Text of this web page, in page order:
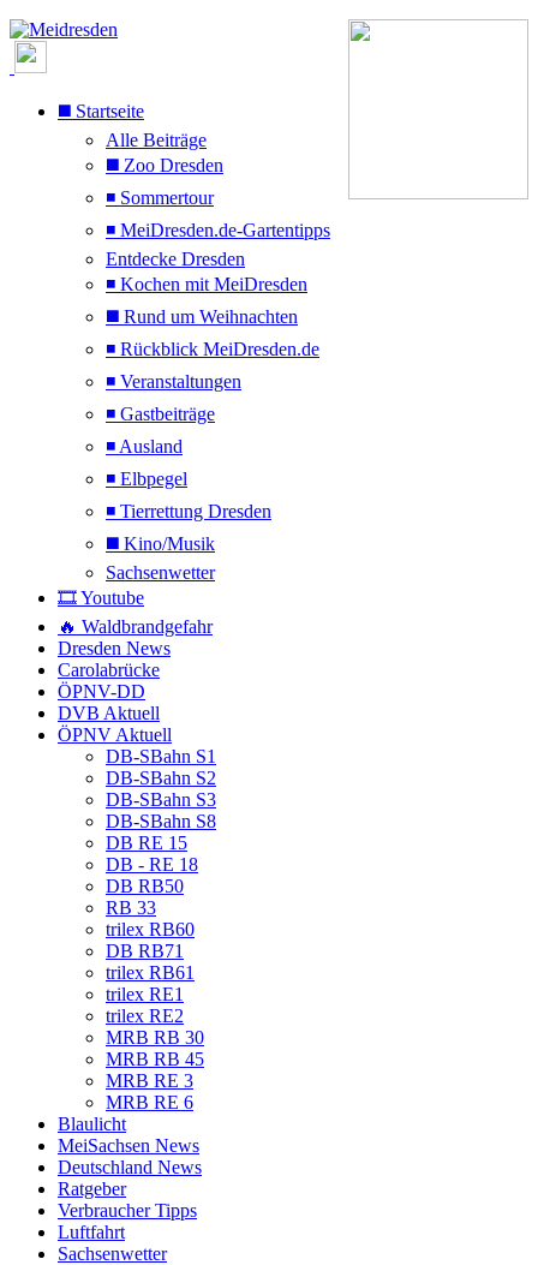
◼️ Startseite
Alle Beiträge
◼️ Zoo Dresden
◾ Sommertour
◾ MeiDresden.de-Gartentipps
Entdecke Dresden
◾ Kochen mit MeiDresden
◼️ Rund um Weihnachten
◾ Rückblick MeiDresden.de
◾ Veranstaltungen
◾ Gastbeiträge
◾ Ausland
◾ Elbpegel
◾ Tierrettung Dresden
◼️ Kino/Musik
Sachsenwetter
🎞️ Youtube
🔥 Waldbrandgefahr
Dresden News
Carolabrücke
ÖPNV-DD
DVB Aktuell
ÖPNV Aktuell
DB-SBahn S1
DB-SBahn S2
DB-SBahn S3
DB-SBahn S8
DB RE 15
DB - RE 18
DB RB50
RB 33
trilex RB60
DB RB71
trilex RB61
trilex RE1
trilex RE2
MRB RB 30
MRB RB 45
MRB RE 3
MRB RE 6
Blaulicht
MeiSachsen News
Deutschland News
Ratgeber
Verbraucher Tipps
Luftfahrt
Sachsenwetter